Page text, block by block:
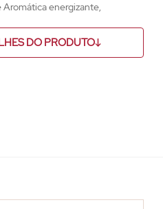
energizante,
DO PRODUTO